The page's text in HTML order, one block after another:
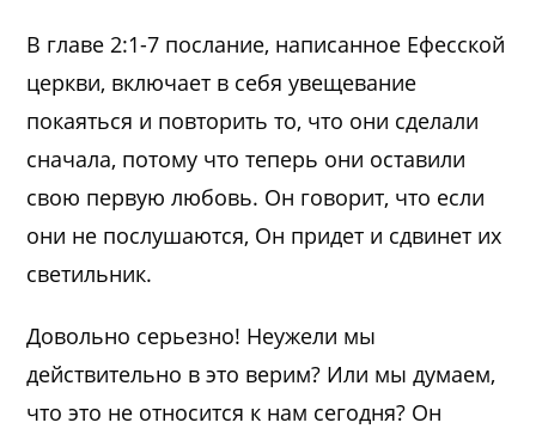
В главе 2:1-7 послание, написанное Ефесской
церкви, включает в себя увещевание
покаяться и повторить то, что они сделали
сначала, потому что теперь они оставили
свою первую любовь. Он говорит, что если
они не послушаются, Он придет и сдвинет их
светильник.
Довольно серьезно! Неужели мы
действительно в это верим? Или мы думаем,
что это не относится к нам сегодня? Он